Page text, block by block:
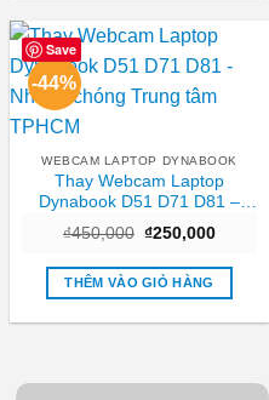
Save
-44%
WEBCAM LAPTOP DYNABOOK
Thay Webcam Laptop
Dynabook D51 D71 D81 –
TPHCM
₫450,000 Giá
là:
₫450,000.
₫250,000Giá
tại
THÊM VÀO GIỎ HÀNG